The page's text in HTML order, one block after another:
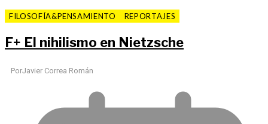
FILOSOFÍA&PENSAMIENTO REPORTAJES
F+ El nihilismo en Nietzsche
PorJavier Correa Román